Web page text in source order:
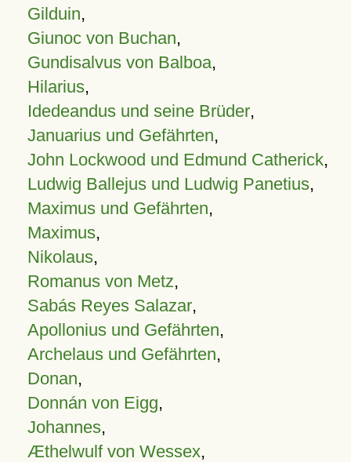
Gilduin,
Giunoc von Buchan,
Gundisalvus von Balboa,
Hilarius,
Idedeandus und seine Brüder,
Januarius und Gefährten,
John Lockwood und Edmund Catherick,
Ludwig Ballejus und Ludwig Panetius,
Maximus und Gefährten,
Maximus,
Nikolaus,
Romanus von Metz,
Sabás Reyes Salazar,
Apollonius und Gefährten,
Archelaus und Gefährten,
Donan,
Donnán von Eigg,
Johannes,
Æthelwulf von Wessex,